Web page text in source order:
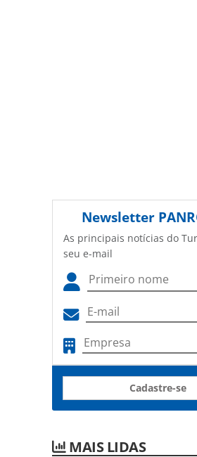
Newsletter
As principais notícias do
seu e-mail
Cadastre-se
MAIS LIDAS